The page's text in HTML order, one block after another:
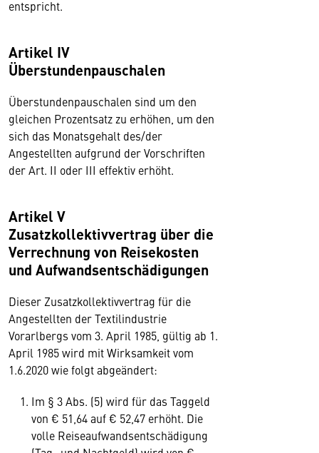
entspricht.
Artikel IV
Überstundenpauschalen
Überstundenpauschalen sind um den
gleichen Prozentsatz zu erhöhen, um den
sich das Monatsgehalt des/der
Angestellten aufgrund der Vorschriften
der Art. II oder III effektiv erhöht.
Artikel V
Zusatzkollektivvertrag über die
Verrechnung von Reisekosten
und Aufwandsentschädigungen
Dieser Zusatzkollektivvertrag für die
Angestellten der Textilindustrie
Vorarlbergs vom 3. April 1985, gültig ab 1.
April 1985 wird mit Wirksamkeit vom
1.6.2020 wie folgt abgeändert:
Im § 3 Abs. (5) wird für das Taggeld
von € 51,64 auf € 52,47 erhöht. Die
volle Reiseaufwandsentschädigung